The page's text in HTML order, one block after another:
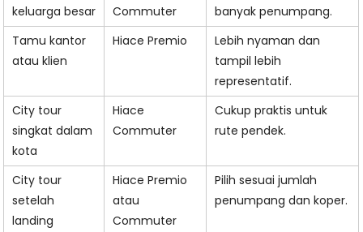
keluarga besar
Commuter
banyak penumpang.
Tamu kantor
atau klien
Hiace Premio
Lebih nyaman dan
tampil lebih
representatif.
City tour
singkat dalam
kota
Hiace
Commuter
Cukup praktis untuk
rute pendek.
City tour
setelah
landing
Hiace Premio
atau
Commuter
Pilih sesuai jumlah
penumpang dan koper.